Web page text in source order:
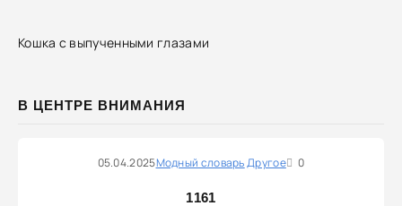
Кошка с выпученными глазами
В ЦЕНТРЕ ВНИМАНИЯ
05.04.2025Модный словарьДругое 0
1161